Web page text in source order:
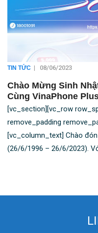
TIN TỨC | 08/06/2023
Chào Mừng Sinh
Cùng VinaPhone
[vc_section][vc_row
remove_padding
[vc_column_text] Chào
(26/6/1996 – 26/6/2023).